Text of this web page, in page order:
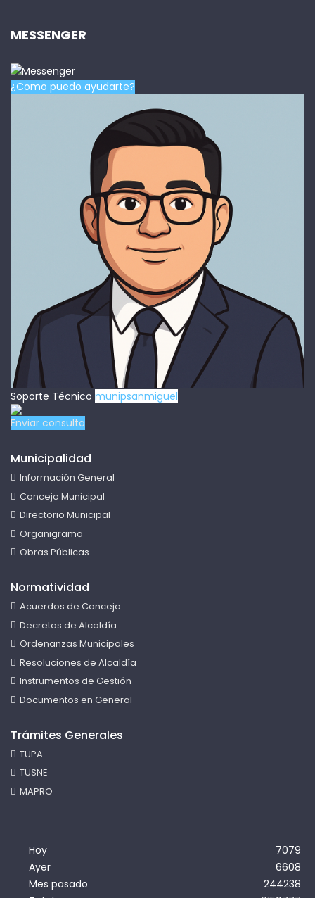
MESSENGER
¿Como puedo ayudarte?
Soporte Técnico munipsanmiguel
Enviar consulta
Municipalidad
Información General
Concejo Municipal
Directorio Municipal
Organigrama
Obras Públicas
Normatividad
Acuerdos de Concejo
Decretos de Alcaldía
Ordenanzas Municipales
Resoluciones de Alcaldía
Instrumentos de Gestión
Documentos en General
Trámites Generales
TUPA
TUSNE
MAPRO
Hoy
Ayer
Mes pasado
7079
6608
244238